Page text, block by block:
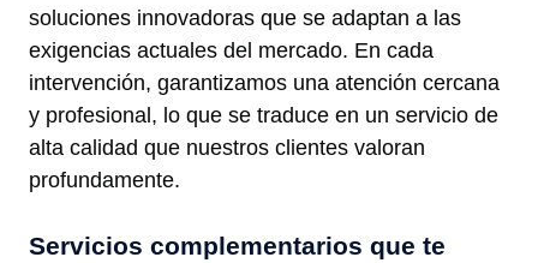
soluciones innovadoras que se adaptan a las
exigencias actuales del mercado. En cada
intervención, garantizamos una atención cercana
y profesional, lo que se traduce en un servicio de
alta calidad que nuestros clientes valoran
profundamente.
Servicios complementarios que te